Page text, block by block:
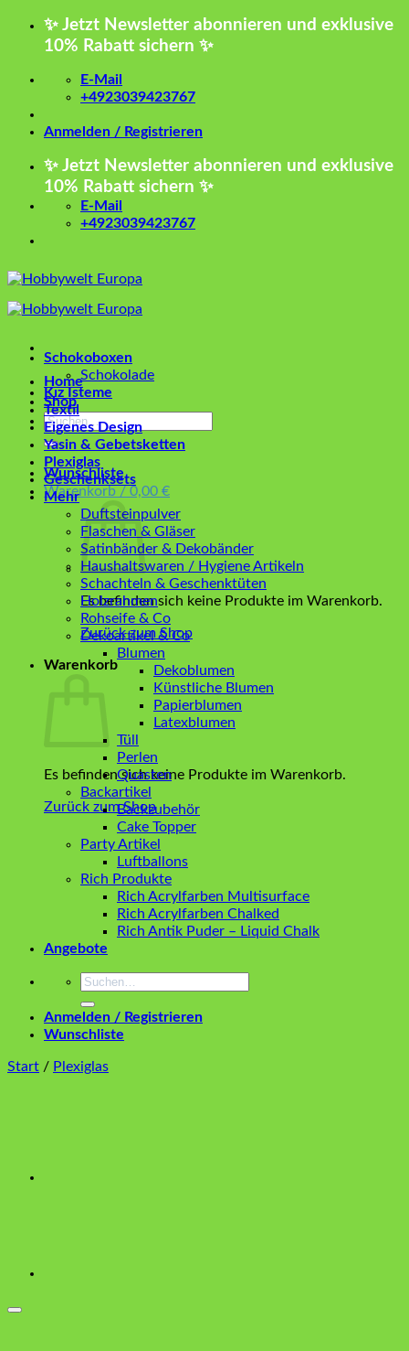
Zum
✨ Jetzt Newsletter abonnieren und exklusive
10% Rabatt sichern ✨
E-Mail
+4923039423767
Anmelden / Registrieren
✨ Jetzt Newsletter abonnieren und exklusive
10% Rabatt sichern ✨
E-Mail
+4923039423767
Home
Shop
Suchen
nach:
Wunschliste
Warenkorb / 0,00 €
Es befinden sich keine Produkte im Warenkorb.
Zurück zum Shop
Warenkorb
Es befinden sich keine Produkte im Warenkorb.
Zurück zum Shop
Schokoboxen
Schokolade
Kız İsteme
Textil
Eigenes Design
Yasin & Gebetsketten
Plexiglas
Geschenksets
Mehr
Duftsteinpulver
Flaschen & Gläser
Satinbänder & Dekobänder
Haushaltswaren / Hygiene Artikeln
Schachteln & Geschenktüten
Holzrahmen
Rohseife & Co
Dekoartikel & Co
Blumen
Dekoblumen
Künstliche Blumen
Papierblumen
Latexblumen
Tüll
Perlen
Quasten
Backartikel
Backzubehör
Cake Topper
Party Artikel
Luftballons
Rich Produkte
Rich Acrylfarben Multisurface
Rich Acrylfarben Chalked
Rich Antik Puder – Liquid Chalk
Angebote
Suchen
Anmelden / Registrieren
Wunschliste
Start / Plexiglas